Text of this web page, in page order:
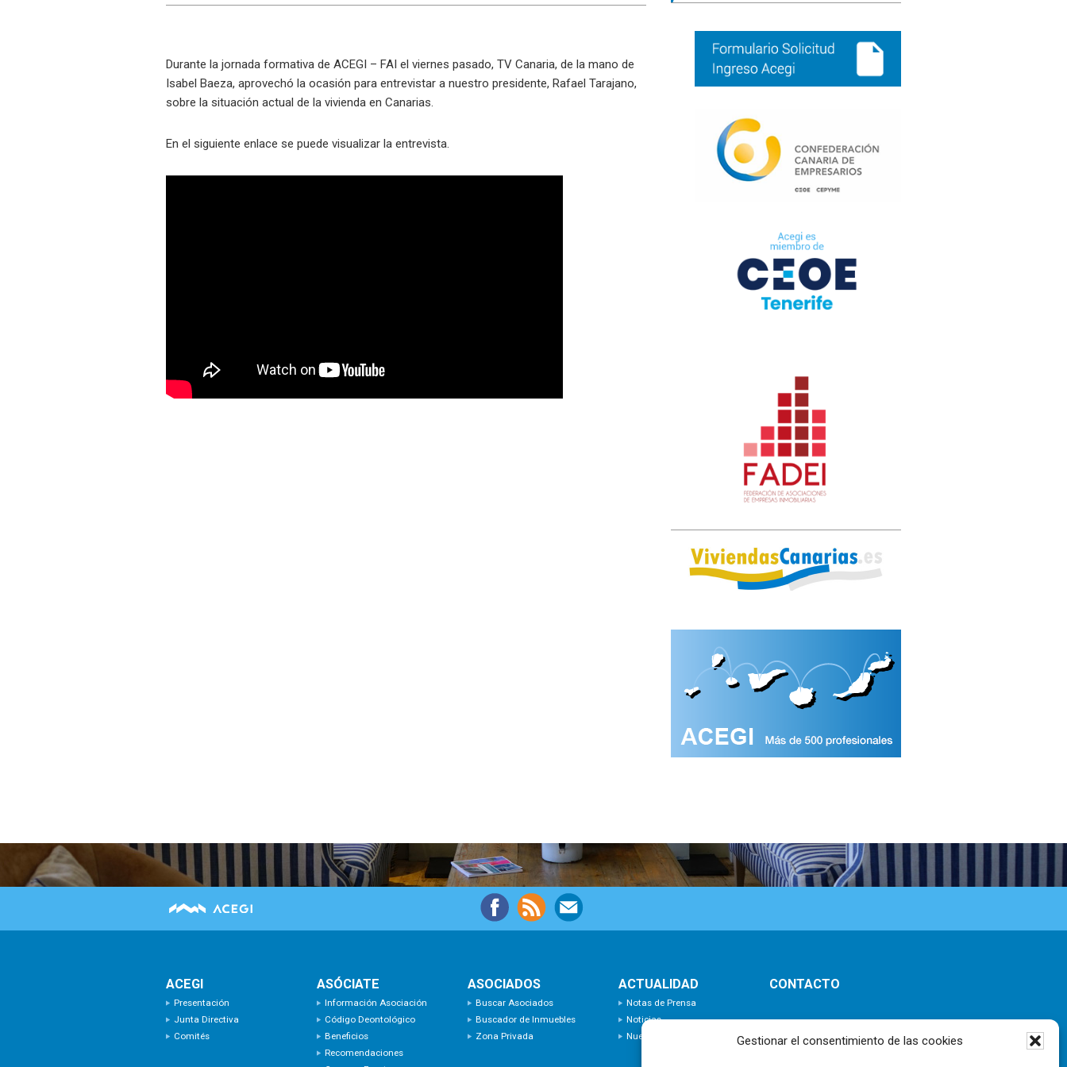
Gestionar el consentimiento de las cookies
Durante la jornada formativa de ACEGI – FAI el viernes pasado, TV Canaria, de la mano de
Isabel Baeza, aprovechó la ocasión para entrevistar a nuestro presidente, Rafael Tarajano,
sobre la situación actual de la vivienda en Canarias.
En el siguiente enlace se puede visualizar la entrevista.
ACEGI
Presentación
Junta Directiva
Comités
ASÓCIATE
Información Asociación
Código Deontológico
Beneficios
Recomendaciones
ASOCIADOS
Buscar Asociados
Buscador de Inmuebles
Zona Privada
ACTUALIDAD
Notas de Prensa
Noticias
Nuevas Incorporaciones
CONTACTO